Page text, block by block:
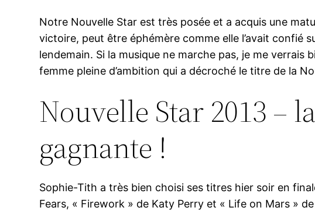
Notre Nouvelle Star est très posée et a acquis une
victoire, peut être éphémère comme elle l’avait confié
lendemain. Si la musique ne marche pas, je me
femme pleine d’ambition qui a décroché le titre de la
Nouvelle Star 2013 –
gagnante !
Sophie-Tith a très bien choisi ses titres hier soir en
Fears, « Firework » de Katy Perry et « Life on Mars »